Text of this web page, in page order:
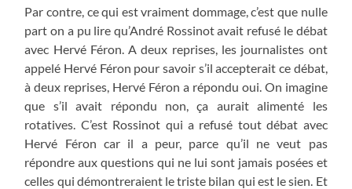
Par contre, ce qui est vraiment dommage, c’est que nulle
part on a pu lire qu’André Rossinot avait refusé le débat
avec Hervé Féron. A deux reprises, les journalistes ont
appelé Hervé Féron pour savoir s’il accepterait ce débat,
à deux reprises, Hervé Féron a répondu oui. On imagine
que s’il avait répondu non, ça aurait alimenté les
rotatives. C’est Rossinot qui a refusé tout débat avec
Hervé Féron car il a peur, parce qu’il ne veut pas
répondre aux questions qui ne lui sont jamais posées et
celles qui démontreraient le triste bilan qui est le sien. Et